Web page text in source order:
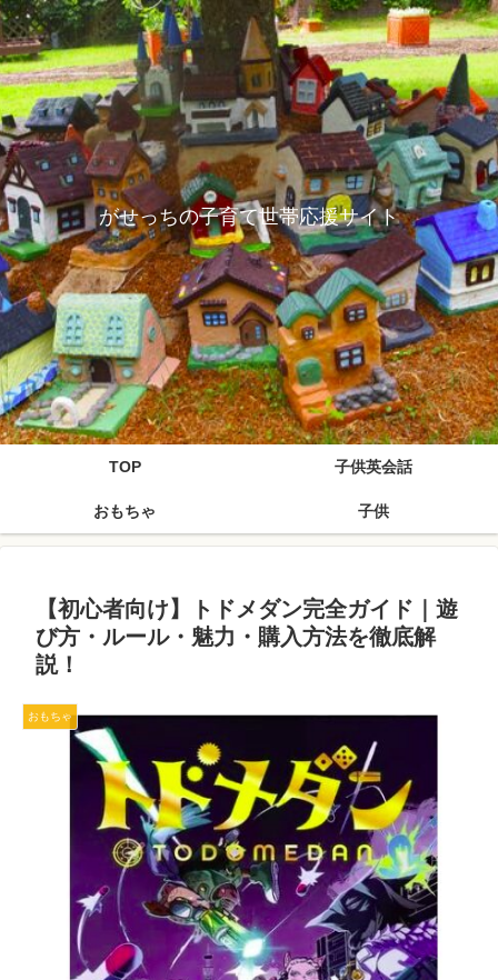
がせっちの子育て世帯応援サイト
TOP 子供英会話
おもちゃ 子供
【初心者向け】トドメダン完全ガイド｜遊
び方・ルール・魅力・購入方法を徹底解
説！
おもちゃ